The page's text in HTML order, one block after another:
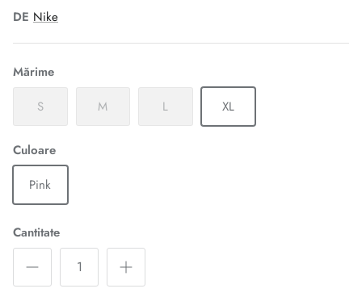
DE Nike
Mărime
S
M L XL
Culoare
Pink
Cantitate